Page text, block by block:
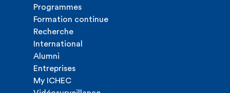
Programmes
Formation continue
Recherche
International
Alumni
Entreprises
My ICHEC